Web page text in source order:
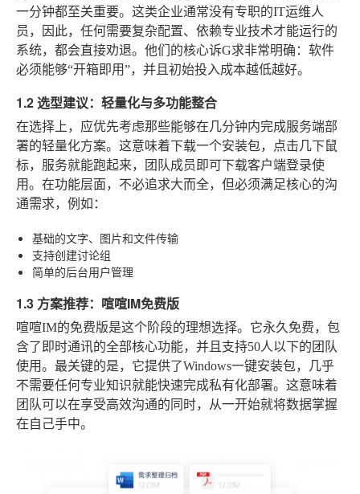
一分钟都至关重要。这类企业通常没有专职的IT运维人
员，因此，任何需要复杂配置、依赖专业技术才能运行的
系统，都会直接劝退。他们的核心诉G求非常明确：软件
必须能够“开箱即用”，并且初始投入成本越低越好。
1.2 选型建议：轻量化与多功能整合
在选择上，应优先考虑那些能够在几分钟内完成服务端部
署的轻量化方案。这意味着下载一个安装包，点击几下鼠
标，服务就能跑起来，团队成员即可下载客户端登录使
用。在功能层面，不必追求大而全，但必须满足核心的沟
通需求，例如：
基础的文字、图片和文件传输
支持创建讨论组
简单的后台用户管理
1.3 方案推荐：喧喧IM免费版
喧喧IM的免费版是这个阶段的理想选择。它永久免费，包
含了即时通讯的全部核心功能，并且支持50人以下的团队
使用。最关键的是，它提供了Windows一键安装包，几乎
不需要任何专业知识就能快速完成私有化部署。这意味着
团队可以在享受高效沟通的同时，从一开始就将数据掌握
在自己手中。